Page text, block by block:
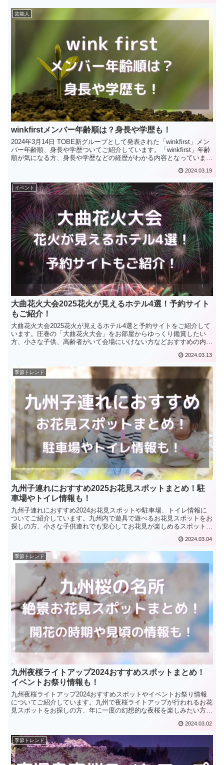
芸能人
winkfirstメンバー年齢順は？身長や学歴も！
2024年3月14日 TOBE新グループとして発表された「winkfirst」メン
バー年齢順、身長や学歴ついてご紹介しています。「winkfirst」年齢
順が気になる方、身長や学歴などの経歴がわかる内容となっていま
2024.03.19
イベント
大曲花火大会2025花火が見えるホテル4選！予約サイト
もご紹介！
大曲花火大会2025花火が見えるホテル4選と予約サイトをご紹介して
います。圧巻の「大曲花火大会」をお部屋からゆっくり鑑賞したい
方、小さな子供、高齢者がいて会場にいけない方などおすすめの内容
2024.03.13
季節トレンド
九州子連れにおすすめ2025お花見スポットまとめ！駐
車場やトイレ情報も！
九州子連れにおすすめ2024お花見スポットや駐車場、トイレ情報に
ついてご紹介しています。九州内で遊具で遊べるお花見スポットをお
探しの方、小さな子供連れでも安心してお花見が楽しめるスポットへ
2024.03.04
季節トレンド
九州夜桜ライトアップ2024おすすめスポットまとめ！
イベントお祭り情報も！
九州夜桜ライトアップ2024おすすめスポットやイベントお祭り情報
についてご紹介しています。九州で夜桜ライトアップが行われるお花
見スポットをお探しの方、年に一度の幻想的な夜桜を楽しみたい方に
2024.03.02
季節トレンド